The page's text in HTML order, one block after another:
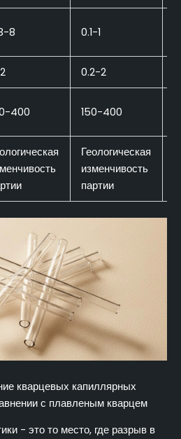
8 0.1-1
0.2-2
400 150-400
Геологическая
изменчивость
партии
кварцевых капиллярных
с плавленым кварцем
- это то место, где разрыв в